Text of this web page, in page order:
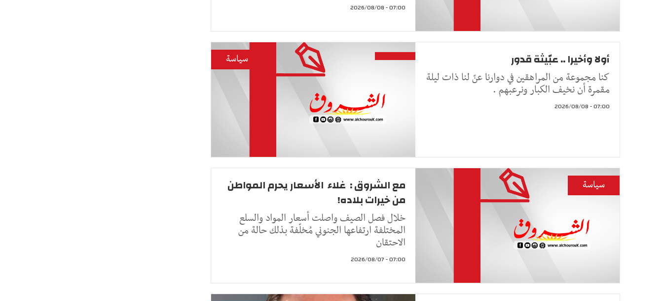
07:00 - 2026/08/08
سياسة أولا وأخيرا .. عبّيثة قدور
كنا مجموعة من المراهقين في دوارنا عنّ لنا ذات ليلة
مقمرة أن نخيف الكبار ونرعبهم .
07:00 - 2026/08/08
سياسة
مع الشروق : غلاء الأسعار يحرم المواطن
من خيرات بلاده!
خلال فصل الصيف واصلت أسعار المواد والسلع
المختلفة ارتفاعها الجنوني مُخلّفة بذلك حالة من
الاحتقان
07:00 - 2026/08/07